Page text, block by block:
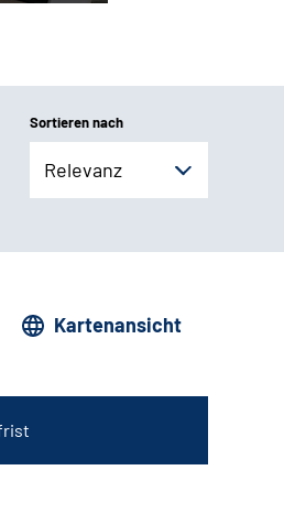
Sortieren nach
Relevanz
Kartenansicht